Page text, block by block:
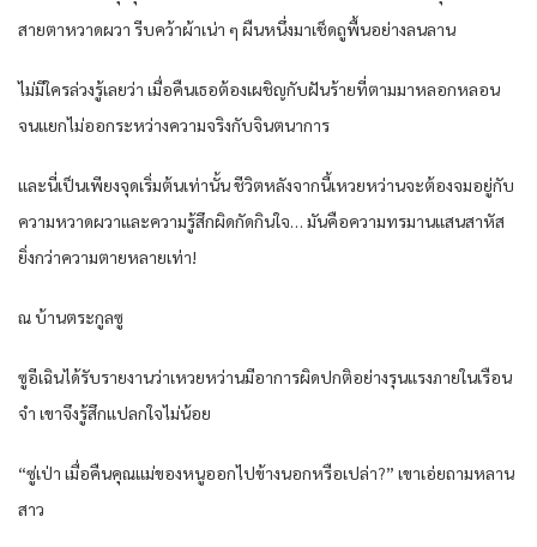
สายตาหวาดผวา รีบคว้าผ้าเน่า ๆ ผืนหนึ่งมาเช็ดถูพื้นอย่างลนลาน
ไม่มีใครล่วงรู้เลยว่า เมื่อคืนเธอต้องเผชิญกับฝันร้ายที่ตามมาหลอกหลอน
จนแยกไม่ออกระหว่างความจริงกับจินตนาการ
และนี่เป็นเพียงจุดเริ่มต้นเท่านั้น ชีวิตหลังจากนี้เหวยหว่านจะต้องจมอยู่กับ
ความหวาดผวาและความรู้สึกผิดกัดกินใจ… มันคือความทรมานแสนสาหัส
ยิ่งกว่าความตายหลายเท่า!
ณ บ้านตระกูลซู
ซูอีเฉินได้รับรายงานว่าเหวยหว่านมีอาการผิดปกติอย่างรุนแรงภายในเรือน
จำ เขาจึงรู้สึกแปลกใจไม่น้อย
“ซู่เป่า เมื่อคืนคุณแม่ของหนูออกไปข้างนอกหรือเปล่า?” เขาเอ่ยถามหลาน
สาว